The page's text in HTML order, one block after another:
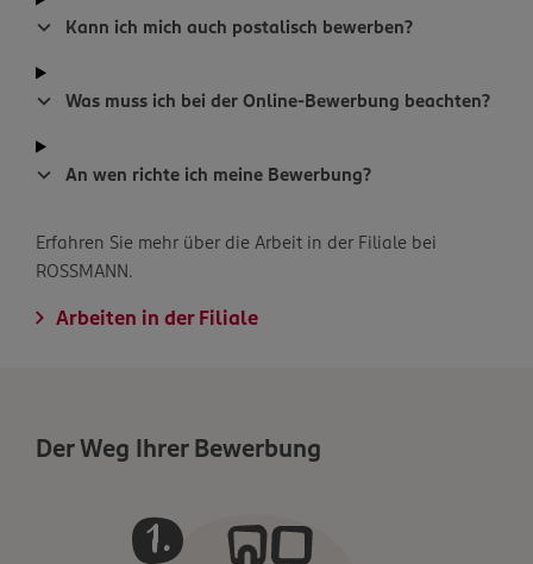
Kann ich mich auch postalisch bewerben?
Was muss ich bei der Online-Bewerbung beachten?
An wen richte ich meine Bewerbung?
Erfahren Sie mehr über die Arbeit in der Filiale bei
ROSSMANN.
Arbeiten in der Filiale
Der Weg Ihrer Bewerbung